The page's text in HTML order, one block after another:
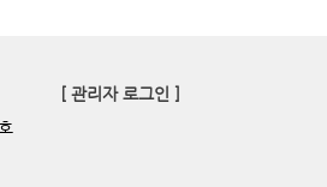
[ 관리자 로그인 ]